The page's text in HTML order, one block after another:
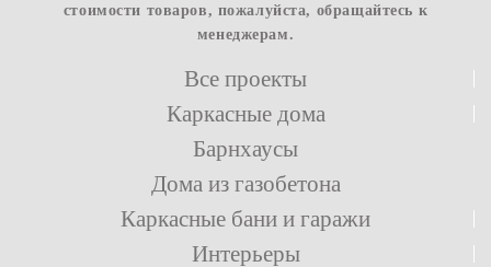
стоимости товаров, пожалуйста, обращайтесь к
менеджерам.
Все проекты
Каркасные дома
Барнхаусы
Дома из газобетона
Каркасные бани и гаражи
Интерьеры